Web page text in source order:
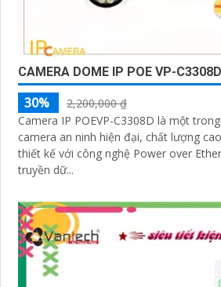
CAMERA DOME IP POE VP-C3308D
30%
2,200,000 ₫
Camera IP POEVP-C3308D là một
camera an ninh hiện đại, chất lượng cao và
thiết kế với công nghệ Power over
truyền dữ...